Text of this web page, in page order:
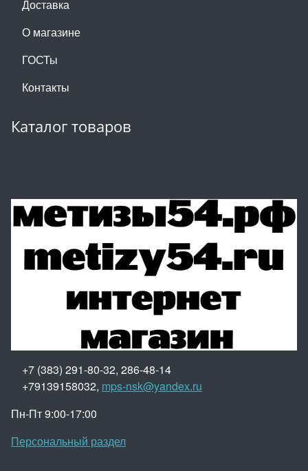
Доставка
О магазине
ГОСТы
Контакты
Каталог товаров
+7 (383) 291-80-32, 286-48-14
+79139158032, mps-nsk@yandex.ru
Пн-Пт 9:00-17:00
Персональный раздел